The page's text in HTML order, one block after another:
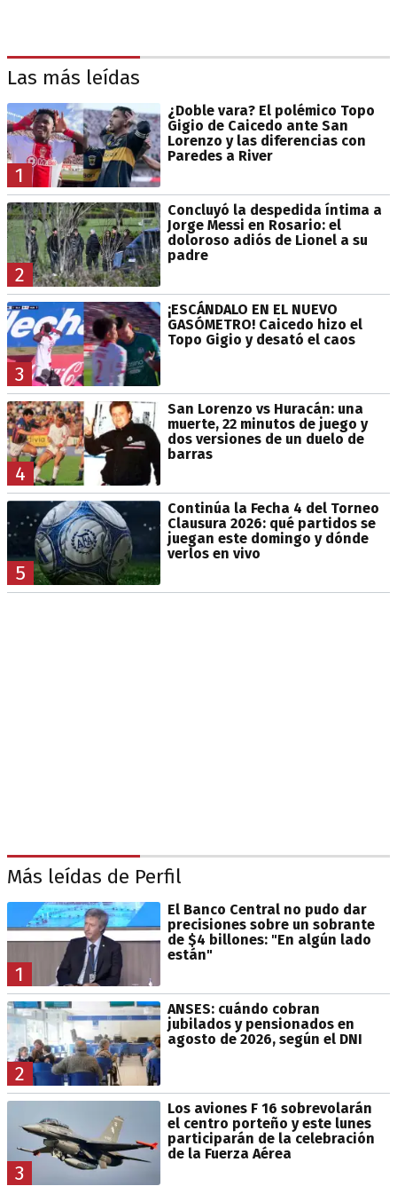
Las más leídas
1
¿Doble vara? El polémico Topo
Gigio de Caicedo ante San
Lorenzo y las diferencias con
Paredes a River
2
Concluyó la despedida íntima a
Jorge Messi en Rosario: el
doloroso adiós de Lionel a su
padre
3
¡ESCÁNDALO EN EL NUEVO
GASÓMETRO! Caicedo hizo el
Topo Gigio y desató el caos
4
San Lorenzo vs Huracán: una
muerte, 22 minutos de juego y
dos versiones de un duelo de
barras
5
Continúa la Fecha 4 del Torneo
Clausura 2026: qué partidos se
juegan este domingo y dónde
verlos en vivo
Más leídas de Perfil
1
El Banco Central no pudo dar
precisiones sobre un sobrante
de $4 billones: "En algún lado
están"
2
ANSES: cuándo cobran
jubilados y pensionados en
agosto de 2026, según el DNI
3
Los aviones F 16 sobrevolarán
el centro porteño y este lunes
participarán de la celebración
de la Fuerza Aérea